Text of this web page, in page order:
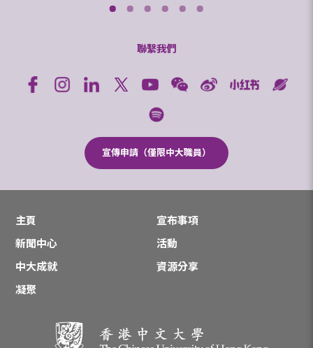
聯繫我們
宣傳申請（僅限中大職員）
主頁
宣布事項
新聞中心
活動
中大成就
資源分享
凝聚